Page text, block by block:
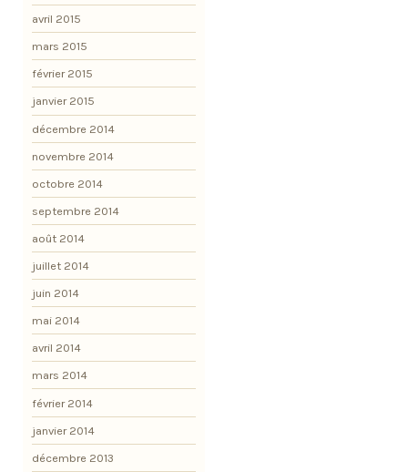
avril 2015
mars 2015
février 2015
janvier 2015
décembre 2014
novembre 2014
octobre 2014
septembre 2014
août 2014
juillet 2014
juin 2014
mai 2014
avril 2014
mars 2014
février 2014
janvier 2014
décembre 2013